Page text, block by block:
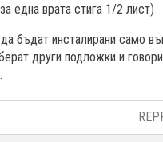
една врата стига 1/2 лист)
бъдат инсталирани само
други подложки и